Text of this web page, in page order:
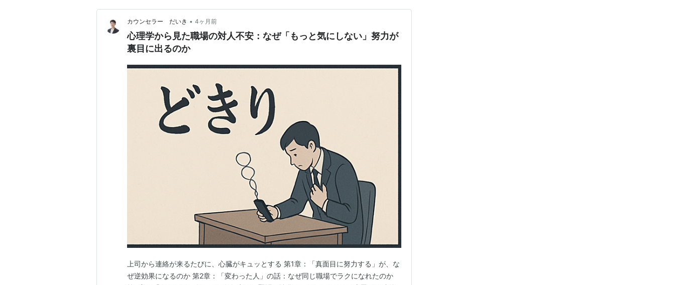
カウンセラー だいき • 4ヶ月前
心理学から見た職場の対人不安：なぜ「もっと気にしない」努力が
裏目に出るのか
上司から連絡が来るたびに、心臓がキュッとする 第1章：「真面目に努力する」が、な
ぜ逆効果になるのか 第2章：「変わった人」の話：なぜ同じ職場でラクになれたのか